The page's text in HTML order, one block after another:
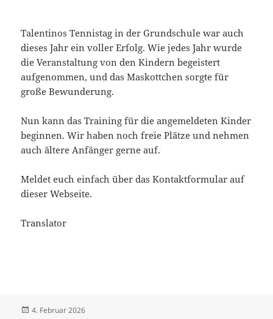
Talentinos Tennistag in der Grundschule war auch
dieses Jahr ein voller Erfolg. Wie jedes Jahr wurde
die Veranstaltung von den Kindern begeistert
aufgenommen, und das Maskottchen sorgte für
große Bewunderung.
Nun kann das Training für die angemeldeten Kinder
beginnen. Wir haben noch freie Plätze und nehmen
auch ältere Anfänger gerne auf.
Meldet euch einfach über das Kontaktformular auf
dieser Webseite.
Translator
Veröffentlicht
4. Februar 2026